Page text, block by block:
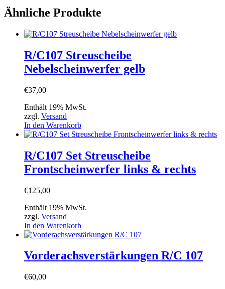
Ähnliche Produkte
R/C107 Streuscheibe
Nebelscheinwerfer gelb
€37,00
Enthält 19% MwSt.
zzgl. Versand
In den Warenkorb
R/C107 Set Streuscheibe
Frontscheinwerfer links & rechts
€125,00
Enthält 19% MwSt.
zzgl. Versand
In den Warenkorb
Vorderachsverstärkungen R/C 107
€60,00